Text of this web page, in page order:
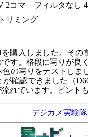
2コマ + フィルタなし
リミング
を購入しました。そ
す。格段に写りが良
の写りをテストしま
が確認できました（
れています。ピント
デジカメ実験隊